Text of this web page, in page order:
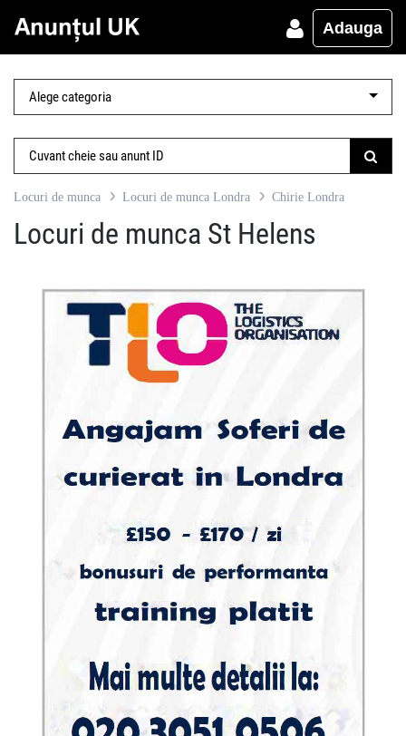
Adauga
Locuri de munca Locuri de munca Londra Chirie Londra
Locuri de munca St Helens